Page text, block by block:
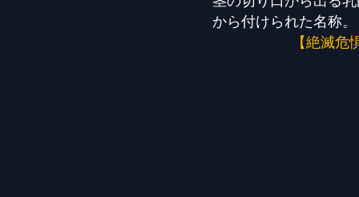
から付けられた名称。
【絶滅